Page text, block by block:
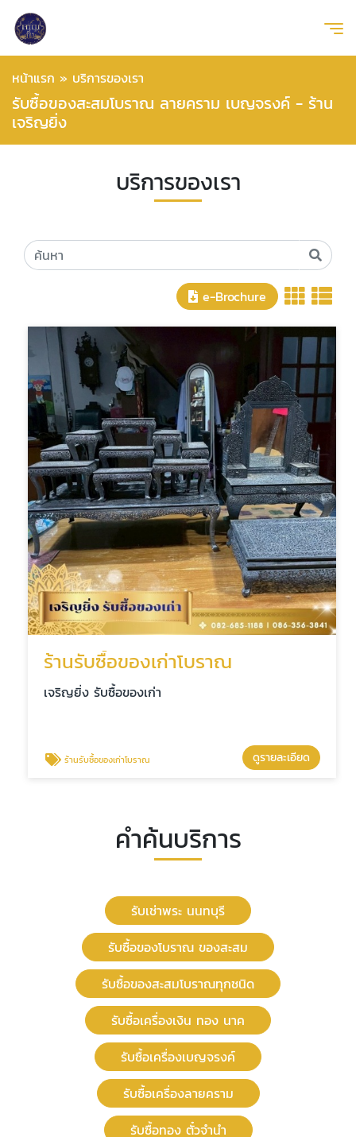
หน้าแรก » บริการของเรา
รับซื้อของสะสมโบราณ ลายคราม เบญจรงค์ - ร้าน
เจริญยิ่ง
บริการของเรา
e-Brochure
ร้านรับซื้อของเก่าโบราณ
เจริญยิ่ง รับซื้อของเก่า
ร้านรับซื้อของเก่าโบราณ ดูรายละเอียด
คำค้นบริการ
รับเช่าพระ นนทบุรี
รับซื้อของโบราณ ของสะสม
รับซื้อของสะสมโบราณทุกชนิด
รับซื้อเครื่องเงิน ทอง นาค
รับซื้อเครื่องเบญจรงค์
รับซื้อเครื่องลายคราม
รับซื้อทอง ตั๋วจำนำ